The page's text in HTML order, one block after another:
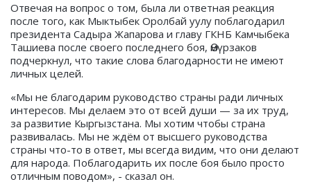
Отвечая на вопрос о том, была ли ответная реакция
после того, как Мыктыбек Оролбай уулу поблагодарил
президента Садыра Жапарова и главу ГКНБ Камчыбека
Ташиева после своего последнего боя, Өмүрзаков
подчеркнул, что такие слова благодарности не имеют
личных целей.
«Мы не благодарим руководство страны ради личных
интересов. Мы делаем это от всей души — за их труд,
за развитие Кыргызстана. Мы хотим чтобы страна
развивалась. Мы не ждём от высшего руководства
страны что-то в ответ, мы всегда видим, что они делают
для народа. Поблагодарить их после боя было просто
отличным поводом», - сказал он.